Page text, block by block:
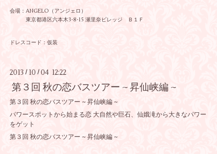
会場：ANGELO（アンジェロ）
東京都港区六本木3-8-15 瀬里奈ビレッジ Ｂ１Ｆ
ドレスコード：仮装
2013 / 10 /04 12:22
第３回 秋の恋バスツアー ~ 昇仙峡編 ~
第３回 秋の恋バスツアー ~ 昇仙峡編 ~
パワースポットから始まる恋 大自然や巨石、仙娥滝から大きなパワー
をゲット
第３回 秋の恋バスツアー ~ 昇仙峡編 ~